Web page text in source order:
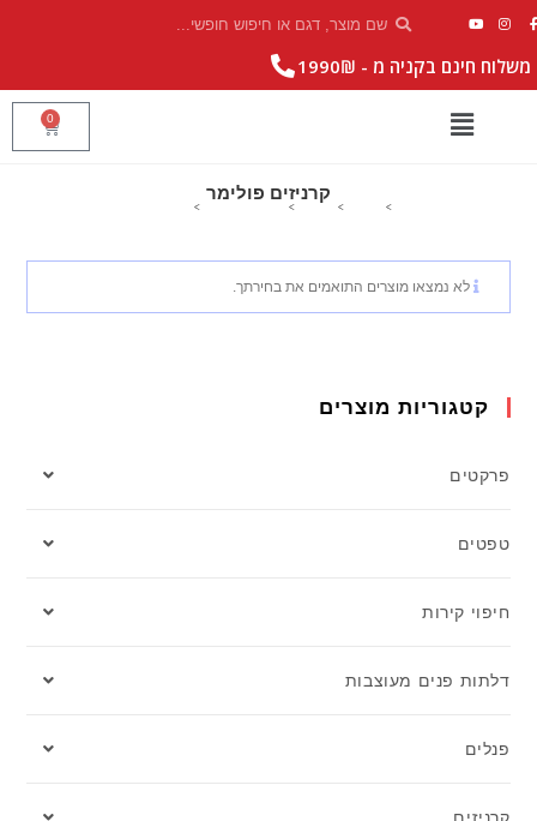
משלוח חינם בקניה מ - 1990₪
0
קרניזים פולימר
>
>
>
>
לא נמצאו מוצרים התואמים את בחירתך.
קטגוריות מוצרים
פרקטים
טפטים
חיפוי קירות
דלתות פנים מעוצבות
פנלים